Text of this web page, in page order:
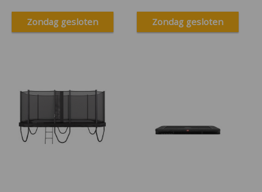
Zondag gesloten Zondag gesloten